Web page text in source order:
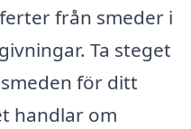
från smeder i
Ta steget
för ditt
handlar om